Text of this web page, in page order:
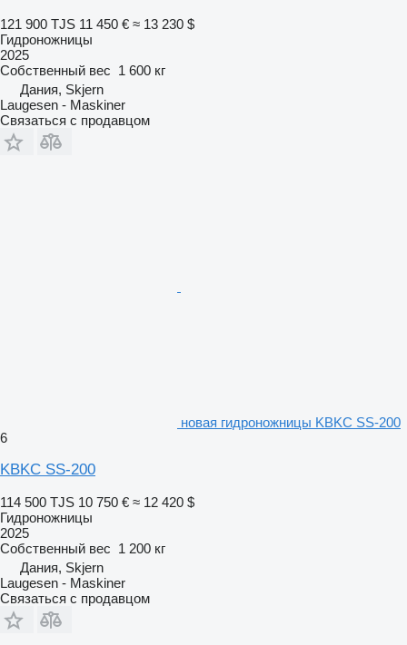
121 900 TJS 11 450 € ≈ 13 230 $
Гидроножницы
2025
Собственный вес 1 600 кг
Дания, Skjern
Laugesen - Maskiner
Связаться с продавцом
новая гидроножницы KBKC SS-200
6
KBKC SS-200
114 500 TJS 10 750 € ≈ 12 420 $
Гидроножницы
2025
Собственный вес 1 200 кг
Дания, Skjern
Laugesen - Maskiner
Связаться с продавцом